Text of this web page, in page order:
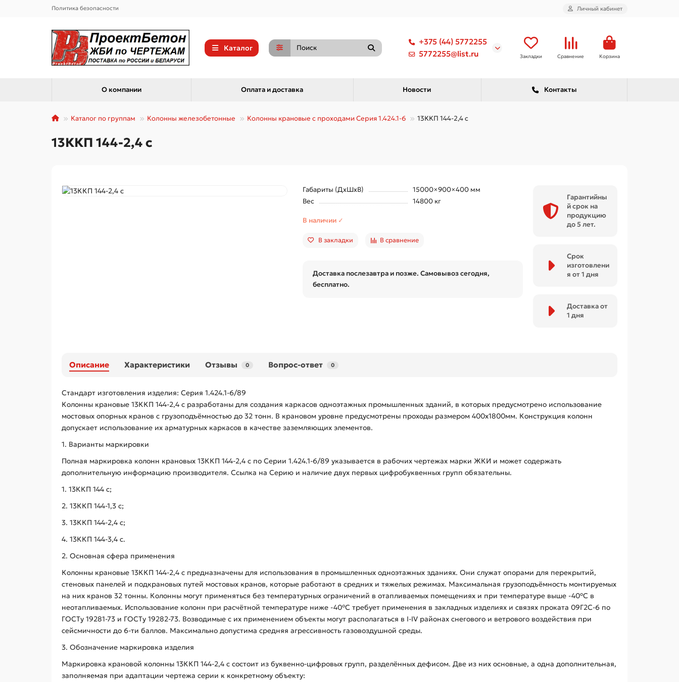
Политика безопасности Личный кабинет
Каталог
+375 (44) 5772255
5772255@list.ru
Закладки Сравнение Корзина
О компании Оплата и доставка Новости Контакты
Каталог по группам Колонны железобетонные Колонны крановые с проходами Серия 1.424.1-6 13ККП 144-2,4 с
13ККП 144-2,4 с
Габариты (ДхШхВ)
15000×900×400 мм
Вес
14800 кг
В наличии ✓
В закладки В сравнение
Доставка послезавтра и позже. Самовывоз сегодня,
бесплатно.
Гарантийны
й срок на
продукцию
до 5 лет.
Срок
изготовлени
я от 1 дня
Доставка от
1 дня
Описание Характеристики Отзывы 0 Вопрос-ответ 0
Стандарт изготовления изделия: Серия 1.424.1-6/89
Колонны крановые 13ККП 144-2,4 с разработаны для создания каркасов одноэтажных промышленных зданий, в которых предусмотрено использование
мостовых опорных кранов с грузоподъёмностью до 32 тонн. В крановом уровне предусмотрены проходы размером 400х1800мм. Конструкция колонн
допускает использование их арматурных каркасов в качестве заземляющих элементов.
1. Варианты маркировки
Полная маркировка колонн крановых 13ККП 144-2,4 с по Серии 1.424.1-6/89 указывается в рабочих чертежах марки ЖКИ и может содержать
дополнительную информацию производителя. Ссылка на Серию и наличие двух первых цифробуквенных групп обязательны.
1. 13ККП 144 с;
2. 13ККП 144-1,3 с;
3. 13ККП 144-2,4 с;
4. 13ККП 144-3,4 с.
2. Основная сфера применения
Колонны крановые 13ККП 144-2,4 с предназначены для использования в промышленных одноэтажных зданиях. Они служат опорами для перекрытий,
стеновых панелей и подкрановых путей мостовых кранов, которые работают в средних и тяжелых режимах. Максимальная грузоподъёмность монтируемых
на них кранов 32 тонны. Колонны могут применяться без температурных ограничений в отапливаемых помещениях и при температуре выше -40°С в
неотапливаемых. Использование колонн при расчётной температуре ниже -40°С требует применения в закладных изделиях и связях проката 09Г2С-6 по
ГОСТу 19281-73 и ГОСТу 19282-73. Возводимые с их применением объекты могут располагаться в I-IV районах снегового и ветрового воздействия при
сейсмичности до 6-ти баллов. Максимально допустима средняя агрессивность газовоздушной среды.
3. Обозначение маркировка изделия
Маркировка крановой колонны 13ККП 144-2,4 с состоит из буквенно-цифровых групп, разделённых дефисом. Две из них основные, а одна дополнительная,
заполняемая при адаптации чертежа серии к конкретному объекту: